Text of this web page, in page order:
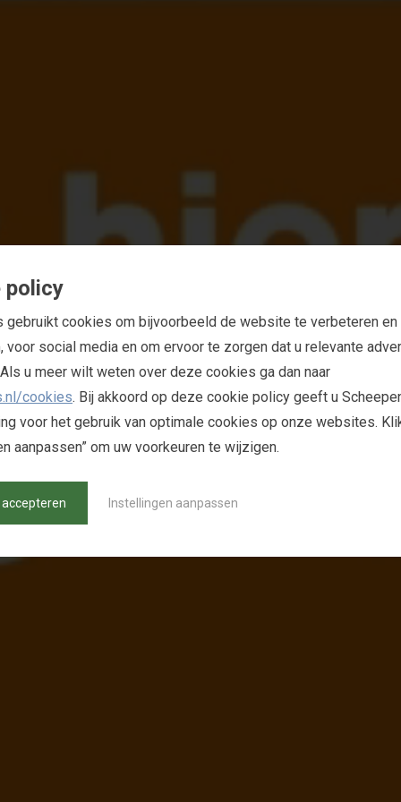
NCIE
policy
gebruikt cookies om bijvoorbeeld de website te verbeteren en
voor social media en om ervoor te zorgen dat u relevante
u meer wilt weten over deze cookies ga dan naar
cookies. Bij akkoord op deze cookie policy geeft u
voor het gebruik van optimale cookies op onze websites.
aanpassen” om uw voorkeuren te wijzigen.
accepteren Instellingen aanpassen